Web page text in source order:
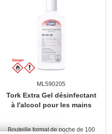
ML590205
Tork Extra Gel désinfectant
à l'alcool pour les mains
Bouteille format de poche de 100